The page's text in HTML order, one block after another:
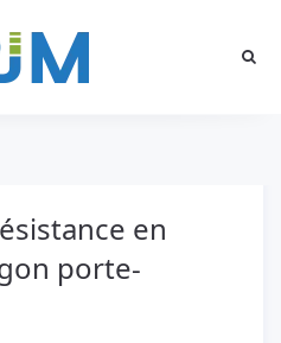
en
porte-